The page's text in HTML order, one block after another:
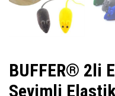
BUFFER® 2li
Sevimli